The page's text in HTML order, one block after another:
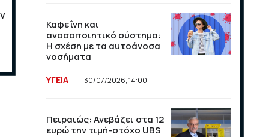
Η Ευρωπαϊκή Ένωση
αναδιαρθρώνει τον
κτηνοτροφικό τομέα
μηνύματα μετά τον
αποκλεισμό της
Καφεΐνη και
ανοσοποιητικό σύστημα:
Η σχέση με τα αυτοάνοσα
νοσήματα
ΥΓΕΙΑ 30/07/2026, 14:00
Πειραιώς: Ανεβάζει στα 12
ευρώ την τιμή-στόχο UBS